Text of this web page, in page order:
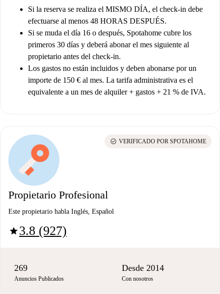
Si la reserva se realiza el MISMO DÍA, el check-in debe
efectuarse al menos 48 HORAS DESPUÉS.
Si se muda el día 16 o después, Spotahome cubre los
primeros 30 días y deberá abonar el mes siguiente al
propietario antes del check-in.
Los gastos no están incluidos y deben abonarse por un
importe de 150 € al mes. La tarifa administrativa es el
equivalente a un mes de alquiler + gastos + 21 % de IVA.
Propietario Profesional
Este propietario habla Inglés, Español
star3.8 (927)
check_circle VERIFICADO POR SPOTAHOME
269
Anuncios Publicados
Desde 2014
Con nosotros